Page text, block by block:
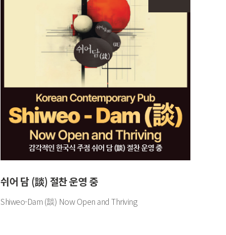
VIEW MORE
쉬어 담 (談) 절찬 운영 중
Shiweo-Dam (談) Now Open and Thriving